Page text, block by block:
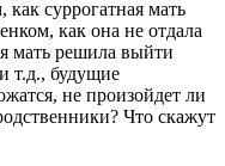
суррогатная мать
как она не отдала
мать решила выйти
т.д., будущие
не произойдет ли
Что скажут